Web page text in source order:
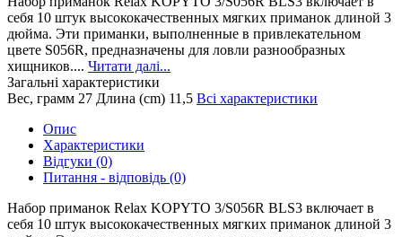
себя 10 штук высококачественных мягких приманок длиной 3
дюйма. Эти приманки, выполненные в привлекательном
цвете S056R, предназначены для ловли разнообразных
хищников.... Читати далі...
Загальні характеристики
Вес, грамм 27 Длина (cm) 11,5 Всі характеристики
Опис
Характеристики
Відгуки (0)
Питання - відповідь (0)
Набор приманок Relax KOPYTO 3/S056R BLS3 включает в
себя 10 штук высококачественных мягких приманок длиной 3